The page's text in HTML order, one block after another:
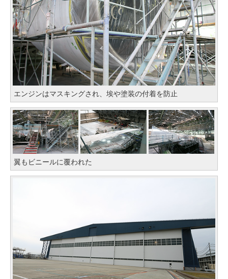
エンジンはマスキングされ、埃や塗装の付着を防止
翼もビニールに覆われた